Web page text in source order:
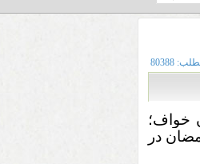
80388
خواف؛
در